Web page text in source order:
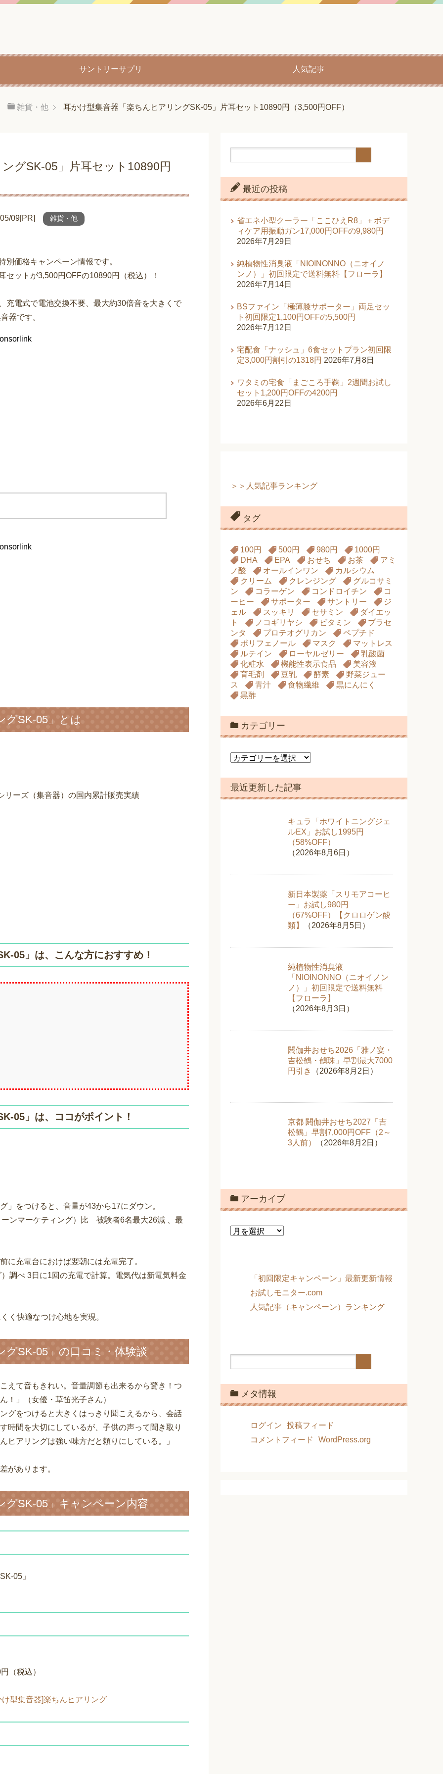
サントリーサプリ 人気記事
雑貨・他 耳かけ型集音器「楽ちんヒアリングSK-05」片耳セット10890円（3,500円OFF）
グSK-05」片耳セット10890円
09[PR] 雑貨・他
価格キャンペーン情報です。
ットが3,500円OFFの10890円（税込）！
充電式で電池交換不要、最大約30倍音を大きくで
器です。
グSK-05」とは
リーズ（集音器）の国内累計販売実績
05」は、こんな方におすすめ！
05」は、ココがポイント！
」をつけると、音量が43から17にダウン。
ンマーケティング）比 被験者6名最大26減 、最
に充電台におけば翌朝には充電完了。
調べ 3日に1回の充電で計算。電気代は新電気料金
く快適なつけ心地を実現。
SK-05」の口コミ・体験談
えて音もきれい。音量調節も出来るから驚き！つ
！」（女優・草笛光子さん）
グをつけると大きくはっきり聞こえるから、会話
時間を大切にしているが、子供の声って聞き取り
ヒアリングは強い味方だと頼りにしている。」
があります。
グSK-05」キャンペーン内容
05」
（税込）
け型集音器]楽ちんヒアリング
最近の投稿
省エネ小型クーラー「ここひえR8」＋ボデ
ィケア用振動ガン17,000円OFFの9,980円
2026年7月29日
純植物性消臭液「NIOINONNO（ニオイノ
ンノ）」初回限定で送料無料【フローラ】
2026年7月14日
BSファイン「極薄膝サポーター」両足セッ
ト初回限定1,100円OFFの5,500円
2026年7月12日
宅配食「ナッシュ」6食セットプラン初回限
定3,000円割引の1318円 2026年7月8日
ワタミの宅食「まごころ手鞠」2週間お試し
セット1,200円OFFの4200円
2026年6月22日
＞＞人気記事ランキング
タグ
100円 500円 980円
1000円
DHA
EPA おせち お茶
アミ
ノ酸
オールインワン
カルシウム
クリーム
クレンジング
グルコサミ
ン
コラーゲン コンドロイチン
コ
ーヒー
サポーター サントリー
ジ
ェル
スッキリ セサミン
ダイエッ
ト
ノコギリヤシ ビタミン
プラセ
ンタ
プロテオグリカン
ペプチド
ポリフェノール
マスク
マットレス
ルテイン
ローヤルゼリー
乳酸菌
化粧水
機能性表示食品
美容液
育毛剤
豆乳 酵素
野菜ジュー
ス
青汁 食物繊維
黒にんにく
黒酢
カテゴリー
カ
ゴ
リ
ー
最近更新した記事
キュラ「ホワイトニングジェ
ルEX」お試し1995円
（58%OFF）
（2026年8月6日）
新日本製薬「スリモアコーヒ
ー」お試し980円
（67%OFF）【クロロゲン酸
類】
（2026年8月5日）
純植物性消臭液
「NIOINONNO（ニオイノン
ノ）」初回限定で送料無料
【フローラ】
（2026年8月3日）
閼伽井おせち2026「雅ノ宴・
吉松鶴・鶴珠」早割最大7000
円引き
（2026年8月2日）
京都 閼伽井おせち2027「吉
松鶴」早割7,000円OFF（2～
3人前）
（2026年8月2日）
アーカイブ
ア
「初回限定キャンペーン」最新更新情報
お試しモニター.com
人気記事（キャンペーン）ランキング
メタ情報
ログイン
投稿フィード
コメントフィード
WordPress.org